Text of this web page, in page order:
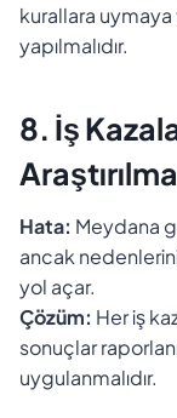
kurallara
yapılmalıdır.
8. İş
Hata: Meydana
ancak
yol açar.
Çözüm: Her iş
sonuçlar
uygulanmalıdır.